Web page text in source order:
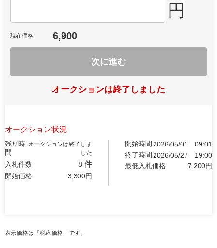
円
現在価格 6,900
次に進む
オークションは終了しました
オークション状況
残り時
間
オークションは終了しま
した
入札件数 8 件
開始価格 3,300円
開始時間 2026/05/01
09:01
終了時間 2026/05/27
19:00
最低入札価格
7,200円
表示価格は「税込価格」です。